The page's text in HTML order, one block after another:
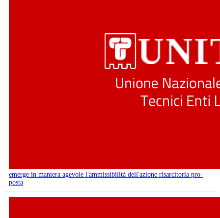
emerge in maniera agevole l'ammissibilità dell'azione risarcitoria pro-
posta